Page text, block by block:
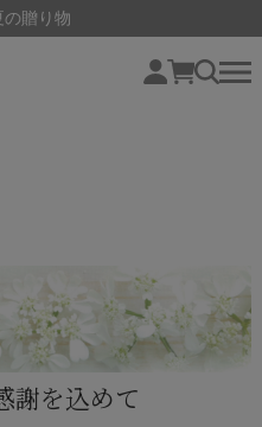
贈り物
謝を込めて